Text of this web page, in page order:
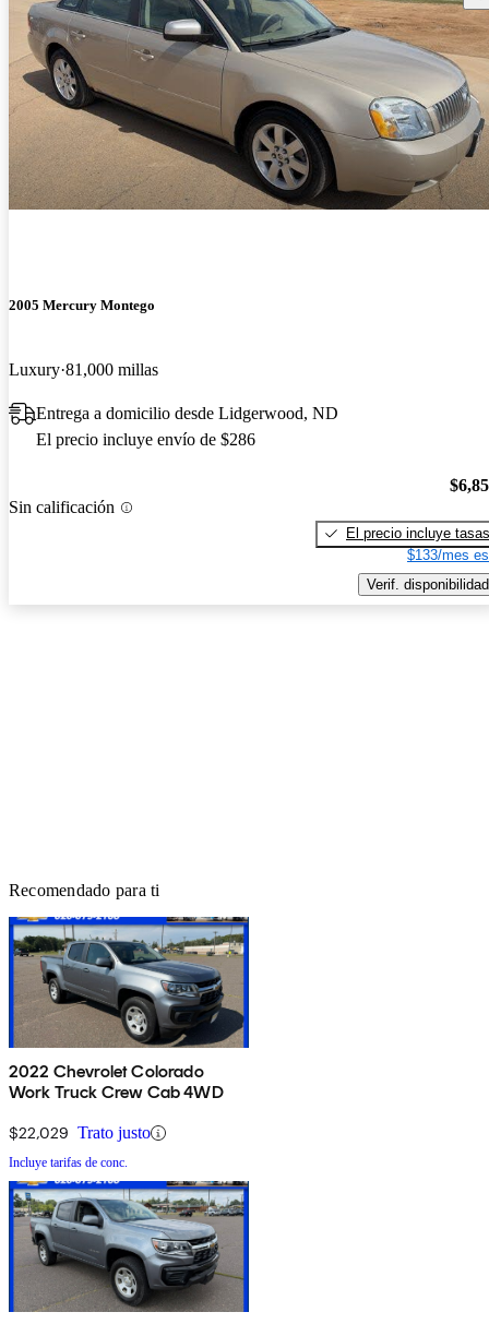
2005 Mercury Montego
Luxury 81,000 millas
Entrega a domicilio desde Lidgerwood, ND
El precio incluye envío de $286
Sin calificación
El precio incluye tasas
$133/mes
Verif. disponibilidad
Recomendado para ti
2022 Chevrolet Colorado
Work Truck Crew Cab 4WD
$22,029 Trato justo
Incluye tarifas de conc.